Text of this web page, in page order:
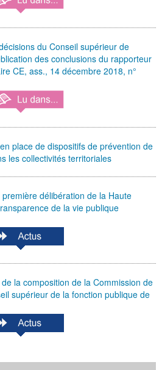
du Conseil supérieur de
des conclusions du rapporteur
CE, ass., 14 décembre 2018, n°
place de dispositifs de prévention de
les collectivités territoriales
délibération de la Haute
de la vie publique
la composition de la Commission de
supérieur de la fonction publique de